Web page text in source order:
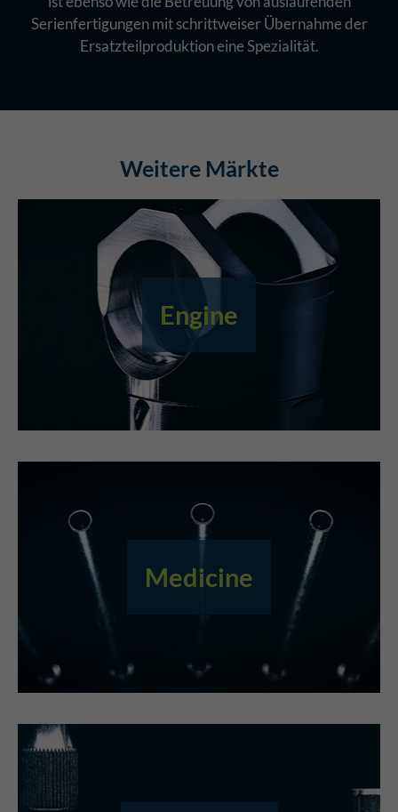
Serienfertigungen mit schrittweiser Übernahme der
Ersatzteilproduktion eine Spezialität.
Weitere Märkte
Engine
Medicine